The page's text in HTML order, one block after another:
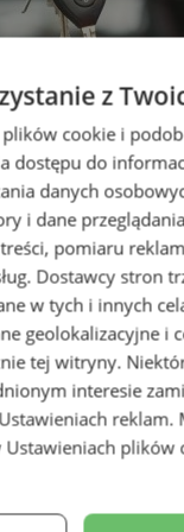
z
cookie i
dostępu do
danych
i dane
pomiaru
Dostawcy stron
w tych i innych
geolokalizacyjne i
tej witryny.
interesie
Ustawieniach reklam.
Ustawieniach plików